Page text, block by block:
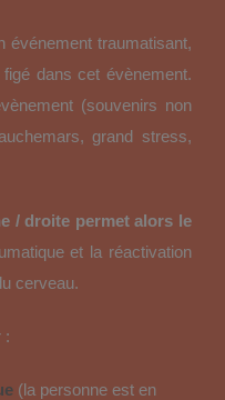
événement traumatisant,
dans cet évènement.
(souvenirs non
grand stress,
/ droite permet alors le
et la réactivation
cerveau.
:
(la personne est en